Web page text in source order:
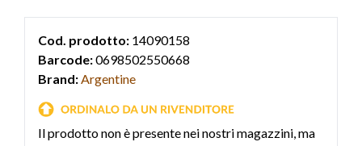
Cod. prodotto: 14090158
Barcode:0698502550668
Brand:Argentine
Il prodotto non è presente nei nostri magazzini, ma